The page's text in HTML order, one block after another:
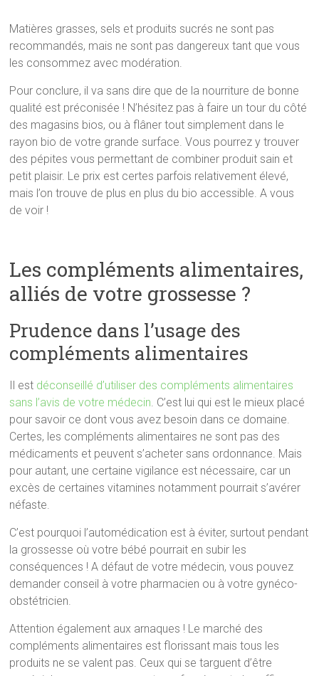
Matières grasses, sels et produits sucrés ne sont pas
recommandés, mais ne sont pas dangereux tant que vous
les consommez avec modération.
Pour conclure, il va sans dire que de la nourriture de bonne
qualité est préconisée ! N’hésitez pas à faire un tour du côté
des magasins bios, ou à flâner tout simplement dans le
rayon bio de votre grande surface. Vous pourrez y trouver
des pépites vous permettant de combiner produit sain et
petit plaisir. Le prix est certes parfois relativement élevé,
mais l’on trouve de plus en plus du bio accessible. A vous
de voir !
Les compléments alimentaires,
alliés de votre grossesse ?
Prudence dans l’usage des
compléments alimentaires
Il est déconseillé d’utiliser des compléments alimentaires
sans l’avis de votre médecin. C’est lui qui est le mieux placé
pour savoir ce dont vous avez besoin dans ce domaine.
Certes, les compléments alimentaires ne sont pas des
médicaments et peuvent s’acheter sans ordonnance. Mais
pour autant, une certaine vigilance est nécessaire, car un
excès de certaines vitamines notamment pourrait s’avérer
néfaste.
C’est pourquoi l’automédication est à éviter, surtout pendant
la grossesse où votre bébé pourrait en subir les
conséquences ! A défaut de votre médecin, vous pouvez
demander conseil à votre pharmacien ou à votre gynéco-
obstétricien.
Attention également aux arnaques ! Le marché des
compléments alimentaires est florissant mais tous les
produits ne se valent pas. Ceux qui se targuent d’être